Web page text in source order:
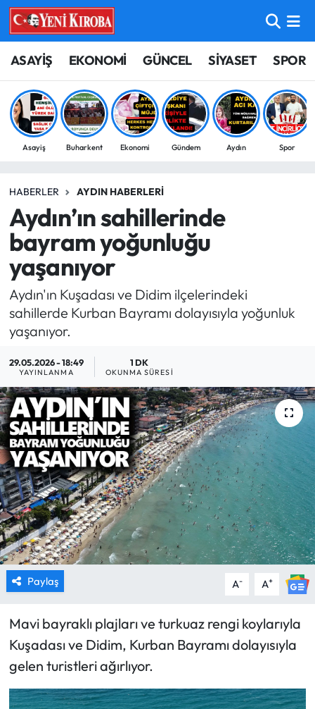
ASAYİŞ EKONOMİ GÜNCEL SİYASET SPOR
Asayiş Buharkent Ekonomi Gündem Aydın Spor
HABERLER AYDIN HABERLERI
Aydın’ın sahillerinde
bayram yoğunluğu
yaşanıyor
Aydın'ın Kuşadası ve Didim ilçelerindeki
sahillerde Kurban Bayramı dolayısıyla yoğunluk
yaşanıyor.
29.05.2026 - 18:49
YAYINLANMA
1 DK
OKUNMA SÜRESI
Paylaş A- A+
Mavi bayraklı plajları ve turkuaz rengi koylarıyla
Kuşadası ve Didim, Kurban Bayramı dolayısıyla
gelen turistleri ağırlıyor.
ASAYİŞ
BİLİM-TEKNOLOJİ
ÇEVRE
EĞİTİM
GÜNCEL
GÜNDEM
MAGAZİN
SAĞLIK
SİYASET
SPOR
TARIM
TURİZM
YAŞAM
RESMİ İLANLAR
HABER İLAN
Aydın Nöbetçi Eczaneler
Aydın Hava Durumu
Aydin Namaz Vakitleri
Süper Lig Puan Durumu ve Fikstür
Son Dakika Haberleri
Haber Arşivi